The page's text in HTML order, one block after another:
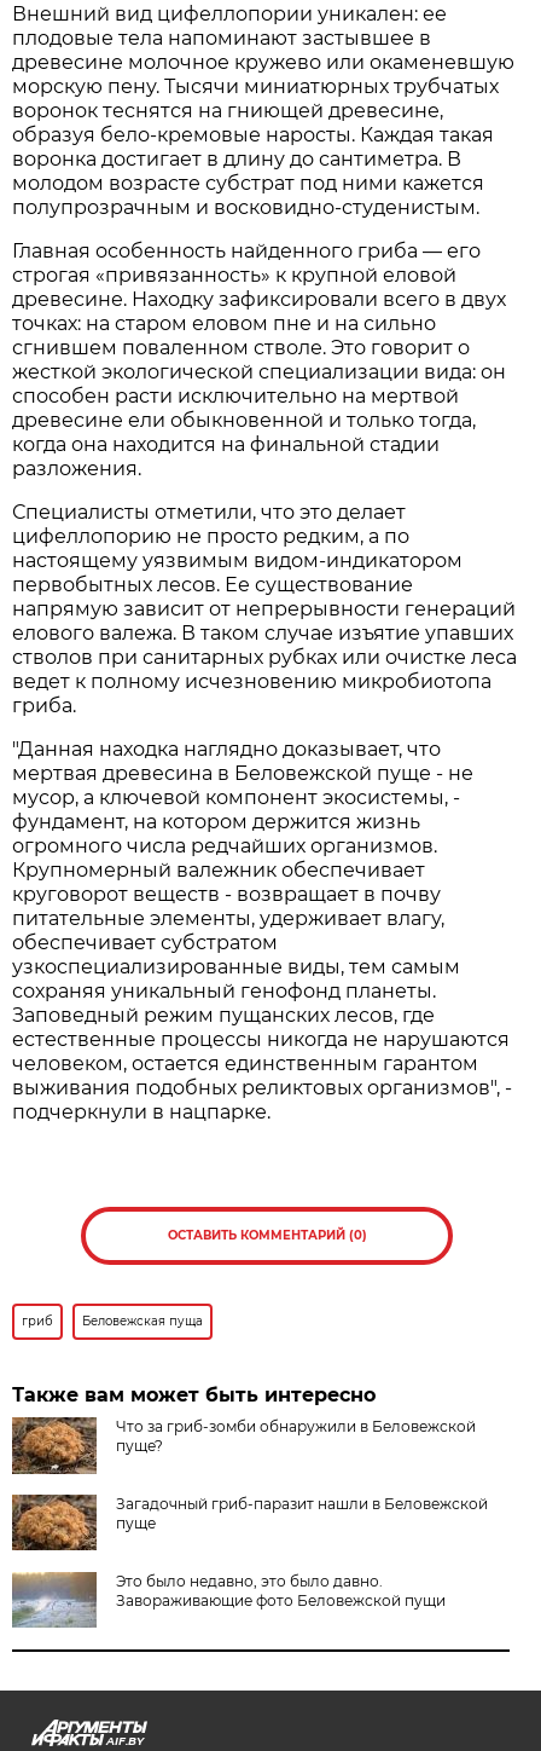
Внешний вид цифеллопории уникален: ее
плодовые тела напоминают застывшее в
древесине молочное кружево или окаменевшую
морскую пену. Тысячи миниатюрных трубчатых
воронок теснятся на гниющей древесине,
образуя бело-кремовые наросты. Каждая такая
воронка достигает в длину до сантиметра. В
молодом возрасте субстрат под ними кажется
полупрозрачным и восковидно-студенистым.
Главная особенность найденного гриба — его
строгая «привязанность» к крупной еловой
древесине. Находку зафиксировали всего в двух
точках: на старом еловом пне и на сильно
сгнившем поваленном стволе. Это говорит о
жесткой экологической специализации вида: он
способен расти исключительно на мертвой
древесине ели обыкновенной и только тогда,
когда она находится на финальной стадии
разложения.
Специалисты отметили, что это делает
цифеллопорию не просто редким, а по
настоящему уязвимым видом-индикатором
первобытных лесов. Ее существование
напрямую зависит от непрерывности генераций
елового валежа. В таком случае изъятие упавших
стволов при санитарных рубках или очистке леса
ведет к полному исчезновению микробиотопа
гриба.
"Данная находка наглядно доказывает, что
мертвая древесина в Беловежской пуще - не
мусор, а ключевой компонент экосистемы, -
фундамент, на котором держится жизнь
огромного числа редчайших организмов.
Крупномерный валежник обеспечивает
круговорот веществ - возвращает в почву
питательные элементы, удерживает влагу,
обеспечивает субстратом
узкоспециализированные виды, тем самым
сохраняя уникальный генофонд планеты.
Заповедный режим пущанских лесов, где
естественные процессы никогда не нарушаются
человеком, остается единственным гарантом
выживания подобных реликтовых организмов", -
подчеркнули в нацпарке.
ОСТАВИТЬ КОММЕНТАРИЙ (0)
гриб Беловежская пуща
Также вам может быть интересно
Что за гриб-зомби обнаружили в Беловежской
пуще?
Загадочный гриб-паразит нашли в Беловежской
пуще
Это было недавно, это было давно.
Завораживающие фото Беловежской пущи
AIF.BY